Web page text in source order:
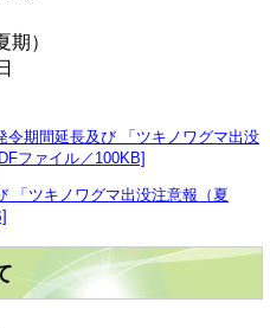
）
令期間延長及び 「ツキノワグマ出没
ファイル／100KB]
「ツキノワグマ出没注意報（夏